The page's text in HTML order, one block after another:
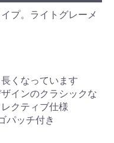
プ。ライトグレーメ
くなっています
インのクラシックな
クティブ仕様
パッチ付き